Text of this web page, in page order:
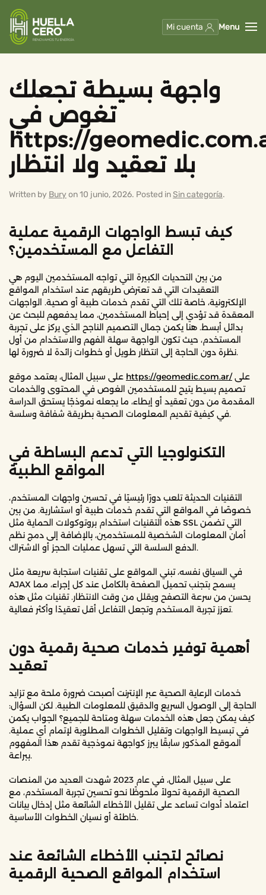
Skip to main content
Mi cuenta Menu
واجهة بسيطة تجعلك
تغوص في
https://
بلا تعقيد ولا انتظار
Written by Bury on10 junio, 2026. Posted inSin categoría.
كيف تبسط الواجهات الرقمية عملية
التفاعل مع المستخدمين؟
من بين التحديات الكبيرة التي تواجه المستخدمين اليوم هي
التعقيدات التي قد تعترض طريقهم عند استخدام المواقع
الإلكترونية، خاصة تلك التي تقدم خدمات طبية أو صحية. الواجهات
المعقدة قد تؤدي إلى إحباط المستخدمين، مما يدفعهم للبحث عن
بدائل أبسط. هنا يكمن جمال التصميم الناجح الذي يركز على تجربة
المستخدم، حيث تكون الواجهة سهلة الفهم والاستخدام من أول
نظرة دون الحاجة إلى انتظار طويل أو خطوات زائدة لا ضرورة لها.
https://geomedic.com.ar/على
تصميم بسيط يتيح للمستخدمين الغوص في المحتوى والخدمات
المقدمة من دون تعقيد أو إبطاء، ما يجعله نموذجًا يستحق الدراسة
في كيفية تقديم المعلومات الصحية بطريقة شفافة وسلسة.
التكنولوجيا التي تدعم البساطة في
المواقع الطبية
التقنيات الحديثة تلعب دورًا رئيسيًا في تحسين واجهات المستخدم،
خصوصًا في المواقع التي تقدم خدمات طبية أو استشارية. من بين
هذه التقنيات استخدام بروتوكولات الحماية مثل SSL التي تضمن
أمان المعلومات الشخصية للمستخدمين، بالإضافة إلى دمج نظم
الدفع السلسة التي تسهل عمليات الحجز أو الاشتراك.
في السياق نفسه، تبني المواقع على تقنيات استجابة سريعة مثل
AJAX يسمح بتجنب تحميل الصفحة بالكامل عند كل إجراء، مما
يحسن من سرعة التصفح ويقلل من وقت الانتظار. تقنيات مثل هذه
تعزز تجربة المستخدم وتجعل التفاعل أقل تعقيدًا وأكثر فعالية.
أهمية توفير خدمات صحية رقمية دون
تعقيد
خدمات الرعاية الصحية عبر الإنترنت أصبحت ضرورة ملحة مع تزايد
الحاجة إلى الوصول السريع والدقيق للمعلومات الطبية. لكن السؤال:
كيف يمكن جعل هذه الخدمات سهلة ومتاحة للجميع؟ الجواب يكمن
في تبسيط الواجهات وتقليل الخطوات المطلوبة لإتمام أي عملية.
الموقع المذكور سابقًا يبرز كواجهة نموذجية تقدم هذا المفهوم
ببراعة.
على سبيل المثال، في عام 2023 شهدت العديد من المنصات
الصحية الرقمية تحولاً ملحوظًا نحو تحسين تجربة المستخدم، مع
اعتماد أدوات تساعد على تقليل الأخطاء الشائعة مثل إدخال بيانات
خاطئة أو نسيان الخطوات الأساسية.
نصائح لتجنب الأخطاء الشائعة عند
استخدام المواقع الصحية الرقمية